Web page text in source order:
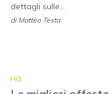
dettagli sulle...
di Matteo Testa
HO.